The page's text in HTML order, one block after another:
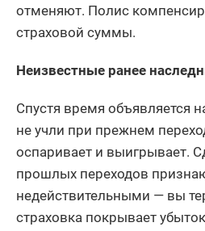
отменяют. Полис
страховой суммы.
Неизвестные ранее
Спустя время объявляется
не учли при прежнем
оспаривает и выигрывает.
прошлых переходов
недействительными — вы
страховка покрывает